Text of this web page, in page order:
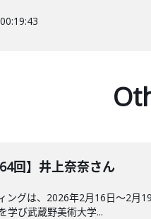
00:19:43
回】井上奈奈さん
ングは、2026年2月16日〜2月
学び武蔵野美術大学...